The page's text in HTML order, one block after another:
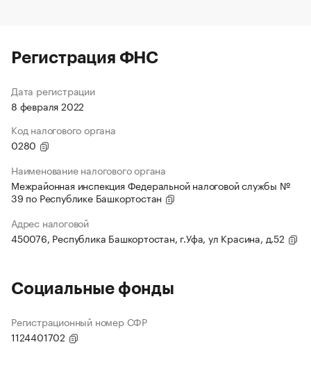
Регистрация ФНС
Дата регистрации
8 февраля 2022
Код налогового органа
0280
Наименование налогового органа
Межрайонная инспекция Федеральной налоговой службы №
39 по Республике Башкортостан
Адрес налоговой
450076, Республика Башкортостан, г.Уфа, ул Красина, д.52
Социальные фонды
Регистрационный номер СФР
1124401702